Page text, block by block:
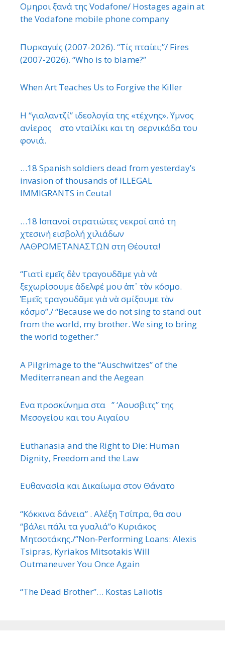
΄Ομηροι ξανά της Vodafone/ Hostages again at
the Vodafone mobile phone company
Πυρκαγιές (2007-2026). “Τίς πταίει;”/ Fires
(2007-2026). “Who is to blame?”
When Art Teaches Us to Forgive the Killer
Η “γιαλαντζί” ιδεολογία της «τέχνης». ΄Υμνος
ανίερος στο νταϊλίκι και τη σερνικάδα του
φονιά.
…18 Spanish soldiers dead from yesterday’s
invasion of thousands of ILLEGAL
IMMIGRANTS in Ceuta!
…18 Ισπανοί στρατιώτες νεκροί από τη
χτεσινή εισβολή χιλιάδων
ΛΑΘΡΟΜΕΤΑΝΑΣΤΩΝ στη Θέουτα!
“Γιατί εμεῖς δὲν τραγουδᾶμε γιὰ νὰ
ξεχωρίσουμε ἀδελφέ μου ἀπ᾿ τὸν κόσμο.
Ἐμεῖς τραγουδᾶμε γιὰ νὰ σμίξουμε τὸν
κόσμο”./ “Because we do not sing to stand out
from the world, my brother. We sing to bring
the world together.”
A Pilgrimage to the “Auschwitzes” of the
Mediterranean and the Aegean
΄Ενα προσκύνημα στα ” ‘Αουσβιτς” της
Μεσογείου και του Αιγαίου
Euthanasia and the Right to Die: Human
Dignity, Freedom and the Law
Ευθανασία και Δικαίωμα στον Θάνατο
“Κόκκινα δάνεια” . Αλέξη Τσίπρα, θα σου
“βάλει πάλι τα γυαλιά”ο Κυριάκος
Μητσοτάκης./”Non-Performing Loans: Alexis
Tsipras, Kyriakos Mitsotakis Will
Outmaneuver You Once Again
“The Dead Brother”… Kostas Laliotis